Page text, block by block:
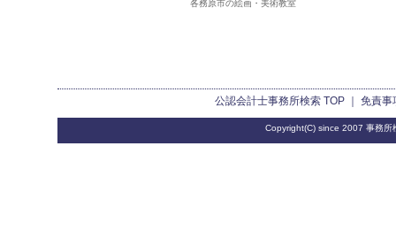
各務原市の絵画・美術教室
公認会計士事務所検索TOP ｜ 免責事
Copyright(C) since 2007 事務所